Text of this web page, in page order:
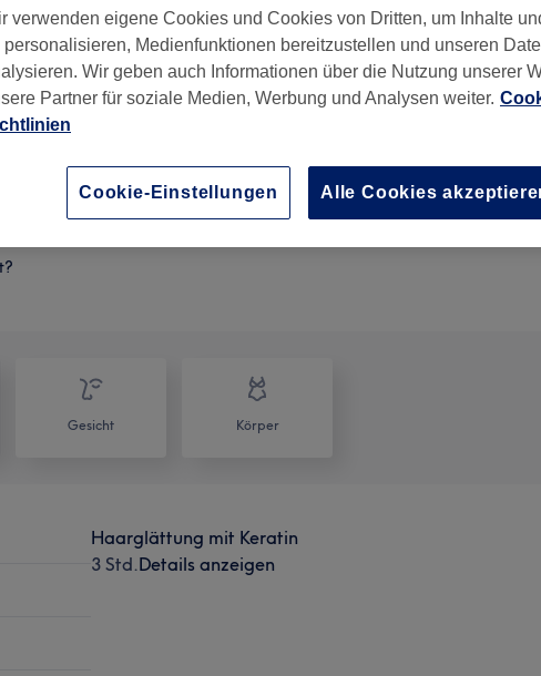
Deutschland
3 Std.Details anzeigen
Gesicht Körper
Haarglättung mit Keratin
3 Std.Details anzeigen
verwenden eigene Cookies und Cookies von Dritten, um Inhalte
personalisieren, Medienfunktionen bereitzustellen und unseren
Wir geben auch Informationen über die Nutzung unserer
Partner für soziale Medien, Werbung und Analysen weiter.
Cookie-Einstellungen Alle Cookies